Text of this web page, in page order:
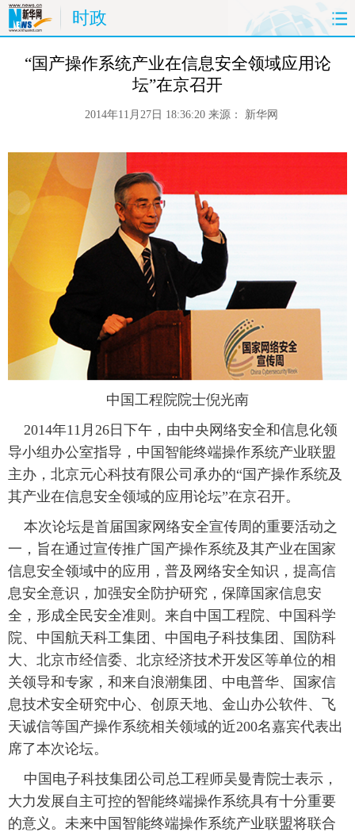
时政
首页 时政 国际 财经
港澳 台湾 华人
科技 能源 房产
图片 视频 彩票
旅游 信息化
金融 公益 军事 无人机
富媒体 摄影 新华广播
新华电视中文 新华电视英文 返回PC
“国产操作系统产业在信息安全领域应用论
坛”在京召开
2014年11月27日 18:36:20 来源： 新华网
中国工程院院士倪光南
2014年11月26日下午，由中央网络安全和信息化领
导小组办公室指导，中国智能终端操作系统产业联盟
主办，北京元心科技有限公司承办的“国产操作系统及
其产业在信息安全领域的应用论坛”在京召开。
本次论坛是首届国家网络安全宣传周的重要活动之
一，旨在通过宣传推广国产操作系统及其产业在国家
信息安全领域中的应用，普及网络安全知识，提高信
息安全意识，加强安全防护研究，保障国家信息安
全，形成全民安全准则。来自中国工程院、中国科学
院、中国航天科工集团、中国电子科技集团、国防科
大、北京市经信委、北京经济技术开发区等单位的相
关领导和专家，和来自浪潮集团、中电普华、国家信
息技术安全研究中心、创原天地、金山办公软件、飞
天诚信等国产操作系统相关领域的近200名嘉宾代表出
席了本次论坛。
中国电子科技集团公司总工程师吴曼青院士表示，
大力发展自主可控的智能终端操作系统具有十分重要
的意义。未来中国智能终端操作系统产业联盟将联合